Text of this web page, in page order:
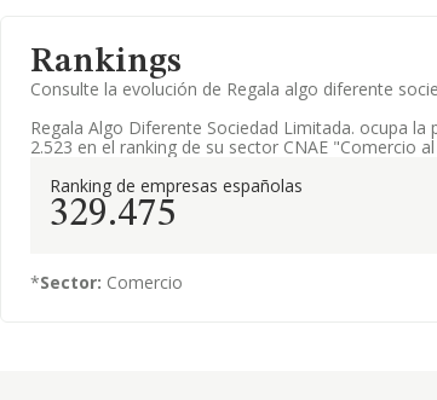
Rankings
Consulte la evolución de Regala algo diferente
Regala Algo Diferente Sociedad Limitada. ocupa la
2.523 en el ranking de su sector CNAE "Comercio
Ranking de empresas españolas
329.475
*Sector: Comercio